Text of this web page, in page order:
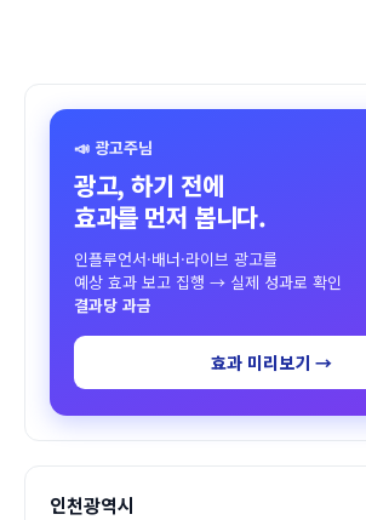
📣 광고주님
광고, 하기 전에
효과를 먼저 봅니다.
인플루언서·배너·라이브 광고를
예상 효과 보고 집행 → 실제 성과로 확인
결과당 과금
효과 미리보기 →
인천광역시